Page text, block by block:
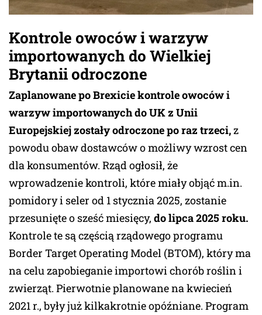
Kontrole owoców i warzyw
importowanych do Wielkiej
Brytanii odroczone
Zaplanowane po Brexicie kontrole owoców i
warzyw importowanych do UK z Unii
Europejskiej zostały odroczone po raz trzeci,z
powodu obaw dostawców o możliwy wzrost cen
dla konsumentów. Rząd ogłosił, że
wprowadzenie kontroli, które miały objąć m.in.
pomidory i seler od 1 stycznia 2025, zostanie
przesunięte o sześć miesięcy, do lipca 2025 roku.
Kontrole te są częścią rządowego programu
Border Target Operating Model (BTOM), który ma
na celu zapobieganie importowi chorób roślin i
zwierząt. Pierwotnie planowane na kwiecień
2021 r., były już kilkakrotnie opóźniane. Program